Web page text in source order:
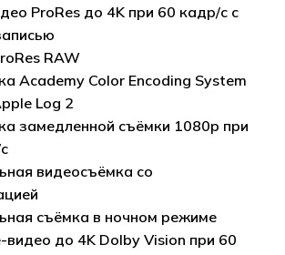
ProRes до 4K при 60 кадр/с с
RAW
Academy Color Encoding System
Log 2
замедленной съёмки 1080p при
видеосъёмка со
съёмка в ночном режиме
видео до 4K Dolby Vision при 60